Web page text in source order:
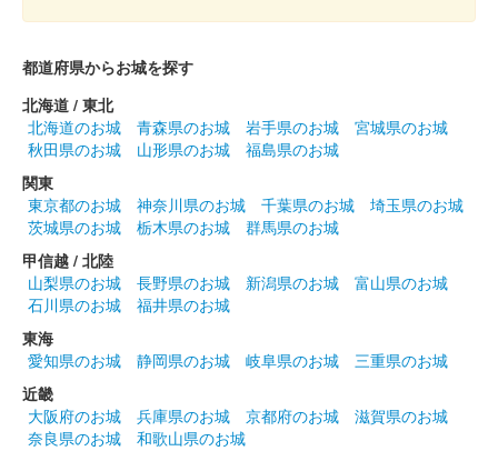
9月は暦の上では秋だが、暑い日が続いているため、涼やかな雰
菅谷館跡 御城印
大妻嵐山中学校・高等学校コラボ
御城印 令和7年度版 第2弾
販売終了
台紙は細川紙を使用。「菅谷館跡」の文字は大妻嵐山高等学校書
道部による揮毫。
菅谷館跡 御城印
御城印 令和7年度版 畠山重忠 第2弾
販売終了
都道府県からお城を探す
北海道 / 東北
北海道のお城
青森県のお城 岩手県のお城
宮城県のお城
秋田県のお城
山形県のお城
福島県のお城
関東
東京都のお城
神奈川県のお城 千葉県のお城
埼玉県のお城
茨城県のお城
栃木県のお城
群馬県のお城
甲信越 / 北陸
山梨県のお城
長野県のお城 新潟県のお城
富山県のお城
石川県のお城
福井県のお城
東海
愛知県のお城
静岡県のお城 岐阜県のお城
三重県のお城
近畿
大阪府のお城
兵庫県のお城 京都府のお城
滋賀県のお城
奈良県のお城
和歌山県のお城